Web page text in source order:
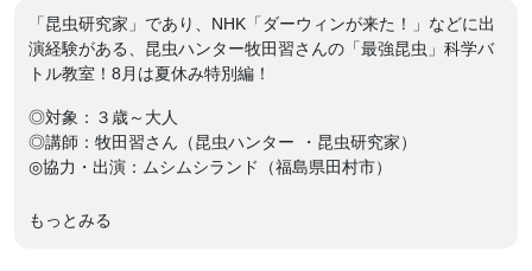
「昆虫研究家」であり、NHK「ダーウィンが来た！」などに出
演経験がある、昆虫ハンター牧田習さんの「最強昆虫」科学バ
トル教室！8月は夏休み特別編！
◎対象：３歳～大人
◎講師：牧田習さん（昆虫ハンター ・昆虫研究家）
◎協力・出演：ムシムシランド（福島県田村市）
╭━━━━━━━━━━━━━━━━━━━━━━━━━━━━━━━━╮
ー”好き”で学ぼう！「昆虫」を通して探究学習☆
もっとみる